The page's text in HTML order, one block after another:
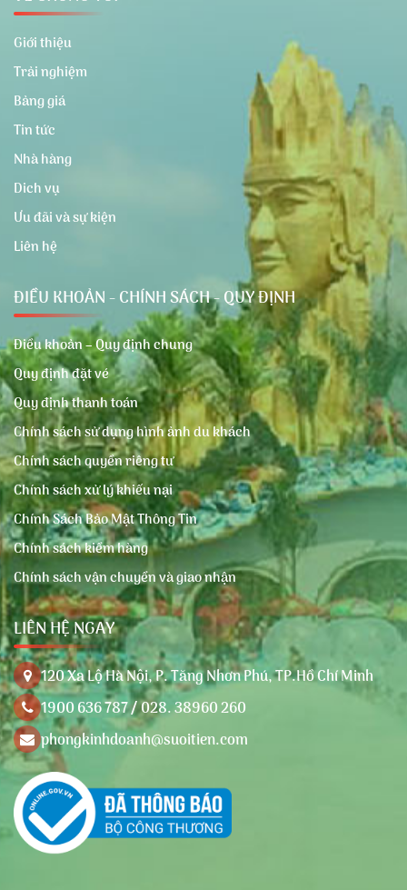
Giới thiệu
Trải nghiệm
Bảng giá
Tin tức
Nhà hàng
Dich vụ
Ưu đãi và sự kiện
Liên hệ
ĐIỀU KHOẢN - CHÍNH SÁCH - QUY ĐỊNH
Điều khoản – Quy định chung
Quy định đặt vé
Quy định thanh toán
Chính sách sử dụng hình ảnh du khách
Chính sách quyền riêng tư
Chính sách xử lý khiếu nại
Chính Sách Bảo Mật Thông Tin
Chính sách kiểm hàng
Chính sách vận chuyển và giao nhận
LIÊN HỆ NGAY
120 Xa Lộ Hà Nội, P. Tăng Nhơn Phú, TP.Hồ Chí Minh
1900 636 787 / 028. 38960 260
phongkinhdoanh@suoitien.com